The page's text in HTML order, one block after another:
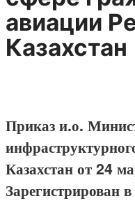
авиации
Казахстан
Приказ и.о.
Казахстан от 24
Зарегистрирован